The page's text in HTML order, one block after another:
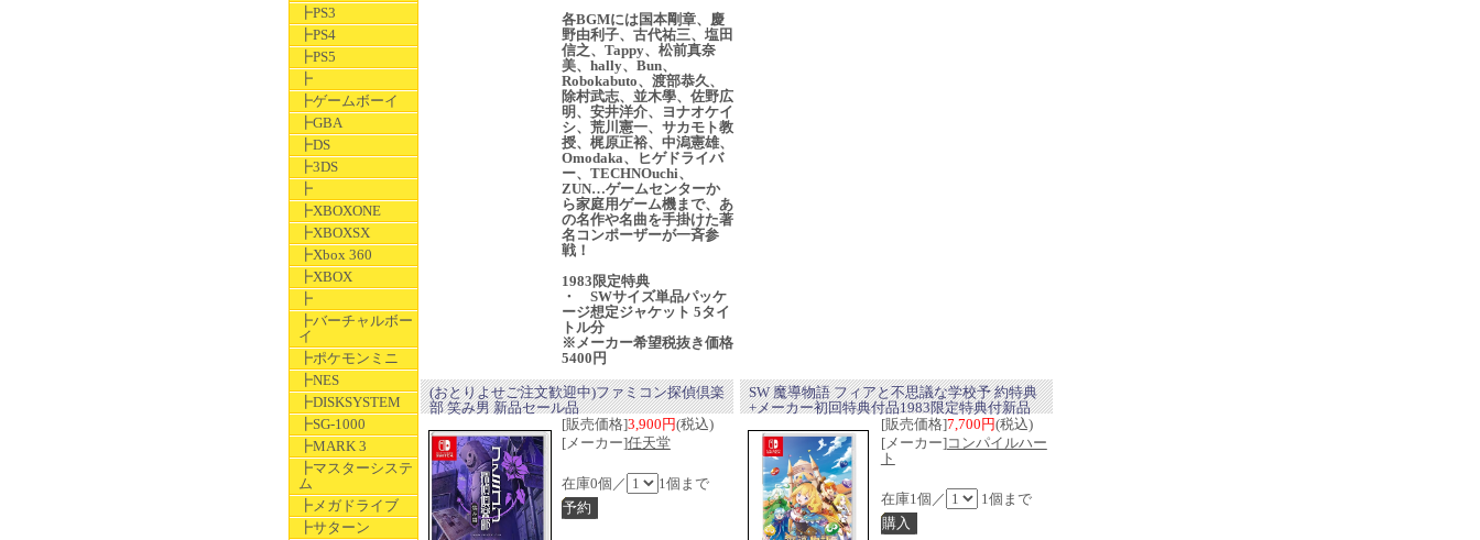
┣PS3
┣PS4
┣PS5
┣
┣ゲームボーイ
┣GBA
┣DS
┣3DS
┣
┣XBOXONE
┣XBOXSX
┣Xbox 360
┣XBOX
┣
┣バーチャルボー
イ
┣ポケモンミニ
┣NES
┣DISKSYSTEM
┣SG-1000
┣MARK 3
┣マスターシステ
ム
┣メガドライブ
┣サターン
各BGMには国本剛章、慶
野由利子、古代祐三、塩田
信之、Tappy、松前真奈
美、hally、Bun、
Robokabuto、渡部恭久、
除村武志、並木學、佐野広
明、安井洋介、ヨナオケイ
シ、荒川憲一、サカモト教
授、梶原正裕、中潟憲雄、
Omodaka、ヒゲドライバ
ー、TECHNOuchi、
ZUN…ゲームセンターか
ら家庭用ゲーム機まで、あ
の名作や名曲を手掛けた著
名コンポーザーが一斉参
戦！
1983限定特典
・ SWサイズ単品パッケ
ージ想定ジャケット 5タイ
トル分
※メーカー希望税抜き価格
5400円
(おとりよせご注文歓迎中)ファミコン探偵倶楽
部 笑み男 新品セール品
[販売価格]3,900円(税込)
[メーカー]任天堂
在庫0個／ 1個まで
SW 魔導物語 フィアと不思議な学校予 約特典
+メーカー初回特典付品1983限定特典付新品
[販売価格]7,700円(税込)
[メーカー]コンパイルハー
ト
在庫1個／ 1個まで